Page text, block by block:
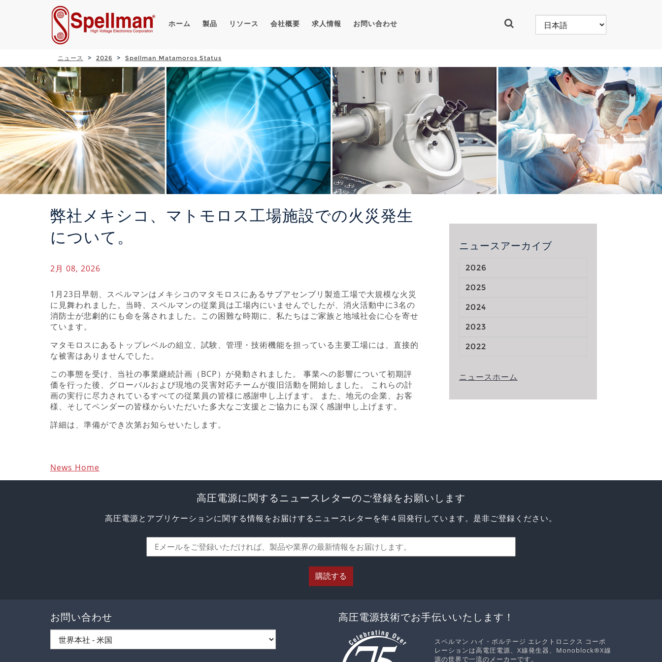
ホーム 製品 リソース 会社概要 求人情報 お問い合わせ
ニュース 2026 Spellman Matamoros Status
弊社メキシコ、マトモロス工場施設での火災発生
について。
2月 08, 2026
1月23日早朝、スペルマンはメキシコのマタモロスにあるサブアセンブリ製造工場で大規模な火災
に見舞われました。当時、スペルマンの従業員は工場内にいませんでしたが、消火活動中に3名の
消防士が悲劇的にも命を落されました。この困難な時期に、私たちはご家族と地域社会に心を寄せ
ています。
マタモロスにあるトップレベルの組立、試験、管理・技術機能を担っている主要工場には、直接的
な被害はありませんでした。
この事態を受け、当社の事業継続計画（BCP）が発動されました。 事業への影響について初期評
価を行った後、グローバルおよび現地の災害対応チームが復旧活動を開始しました。 これらの計
画の実行に尽力されているすべての従業員の皆様に感謝申し上げます。 また、地元の企業、お客
様、そしてベンダーの皆様からいただいた多大なご支援とご協力にも深く感謝申し上げます。
詳細は、準備ができ次第お知らせいたします。
News Home
ニュースアーカイブ
2026
2025
2024
2023
2022
ニュースホーム
高圧電源に関するニュースレターのご登録をお願いします
高圧電源とアプリケーションに関する情報をお届けするニュースレターを年４回発行しています。是非ご登録ください。
購読する
お問い合わせ 高圧電源技術でお手伝いいたします！
スペルマン ハイ・ボルテージ エレクトロニクス コーポ
レーションは高電圧電源、X線発生器、Monoblock®X線
源の世界で一流のメーカーです。